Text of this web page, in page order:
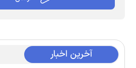
آخرین اخبار